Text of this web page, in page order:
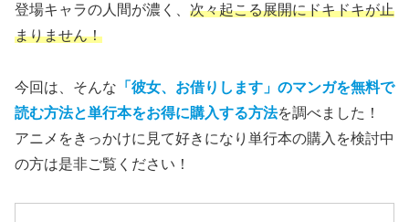
登場キャラの人間が濃く、 次々起こる展開にドキドキが止
まりません！
今回は、そんな 「彼女、お借りします」 のマンガを無料で
読む方法と単行本をお得に購入する方法を調べました！
アニメをきっかけに見て好きになり単行本の購入を検討中
の方は是非ご覧ください！